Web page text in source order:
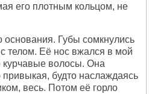
его плотным кольцом, не
основания. Губы сомкнулись
телом. Её нос вжался в мой
курчавые волосы. Она
привыкая, будто наслаждаясь
весь. Потом её горло